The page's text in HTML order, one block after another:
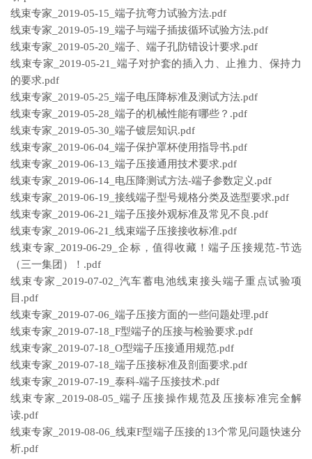
线束专家_2019-05-15_端子抗弯力试验方法.pdf
线束专家_2019-05-19_端子与端子插拔循环试验方法.pdf
线束专家_2019-05-20_端子、端子孔防错设计要求.pdf
线束专家_2019-05-21_端子对护套的插入力、止推力、保持力
的要求.pdf
线束专家_2019-05-25_端子电压降标准及测试方法.pdf
线束专家_2019-05-28_端子的机械性能有哪些？.pdf
线束专家_2019-05-30_端子镀层知识.pdf
线束专家_2019-06-04_端子保护罩杯使用指导书.pdf
线束专家_2019-06-13_端子压接通用技术要求.pdf
线束专家_2019-06-14_电压降测试方法-端子参数定义.pdf
线束专家_2019-06-19_接线端子型号规格分类及选型要求.pdf
线束专家_2019-06-21_端子压接外观标准及常见不良.pdf
线束专家_2019-06-21_线束端子压接接收标准.pdf
线束专家_2019-06-29_企标，值得收藏！端子压接规范-节选
（三一集团）！.pdf
线束专家_2019-07-02_汽车蓄电池线束接头端子重点试验项
目.pdf
线束专家_2019-07-06_端子压接方面的一些问题处理.pdf
线束专家_2019-07-18_F型端子的压接与检验要求.pdf
线束专家_2019-07-18_O型端子压接通用规范.pdf
线束专家_2019-07-18_端子压接标准及剖面要求.pdf
线束专家_2019-07-19_泰科-端子压接技术.pdf
线束专家_2019-08-05_端子压接操作规范及压接标准完全解
读.pdf
线束专家_2019-08-06_线束F型端子压接的13个常见问题快速分
析.pdf